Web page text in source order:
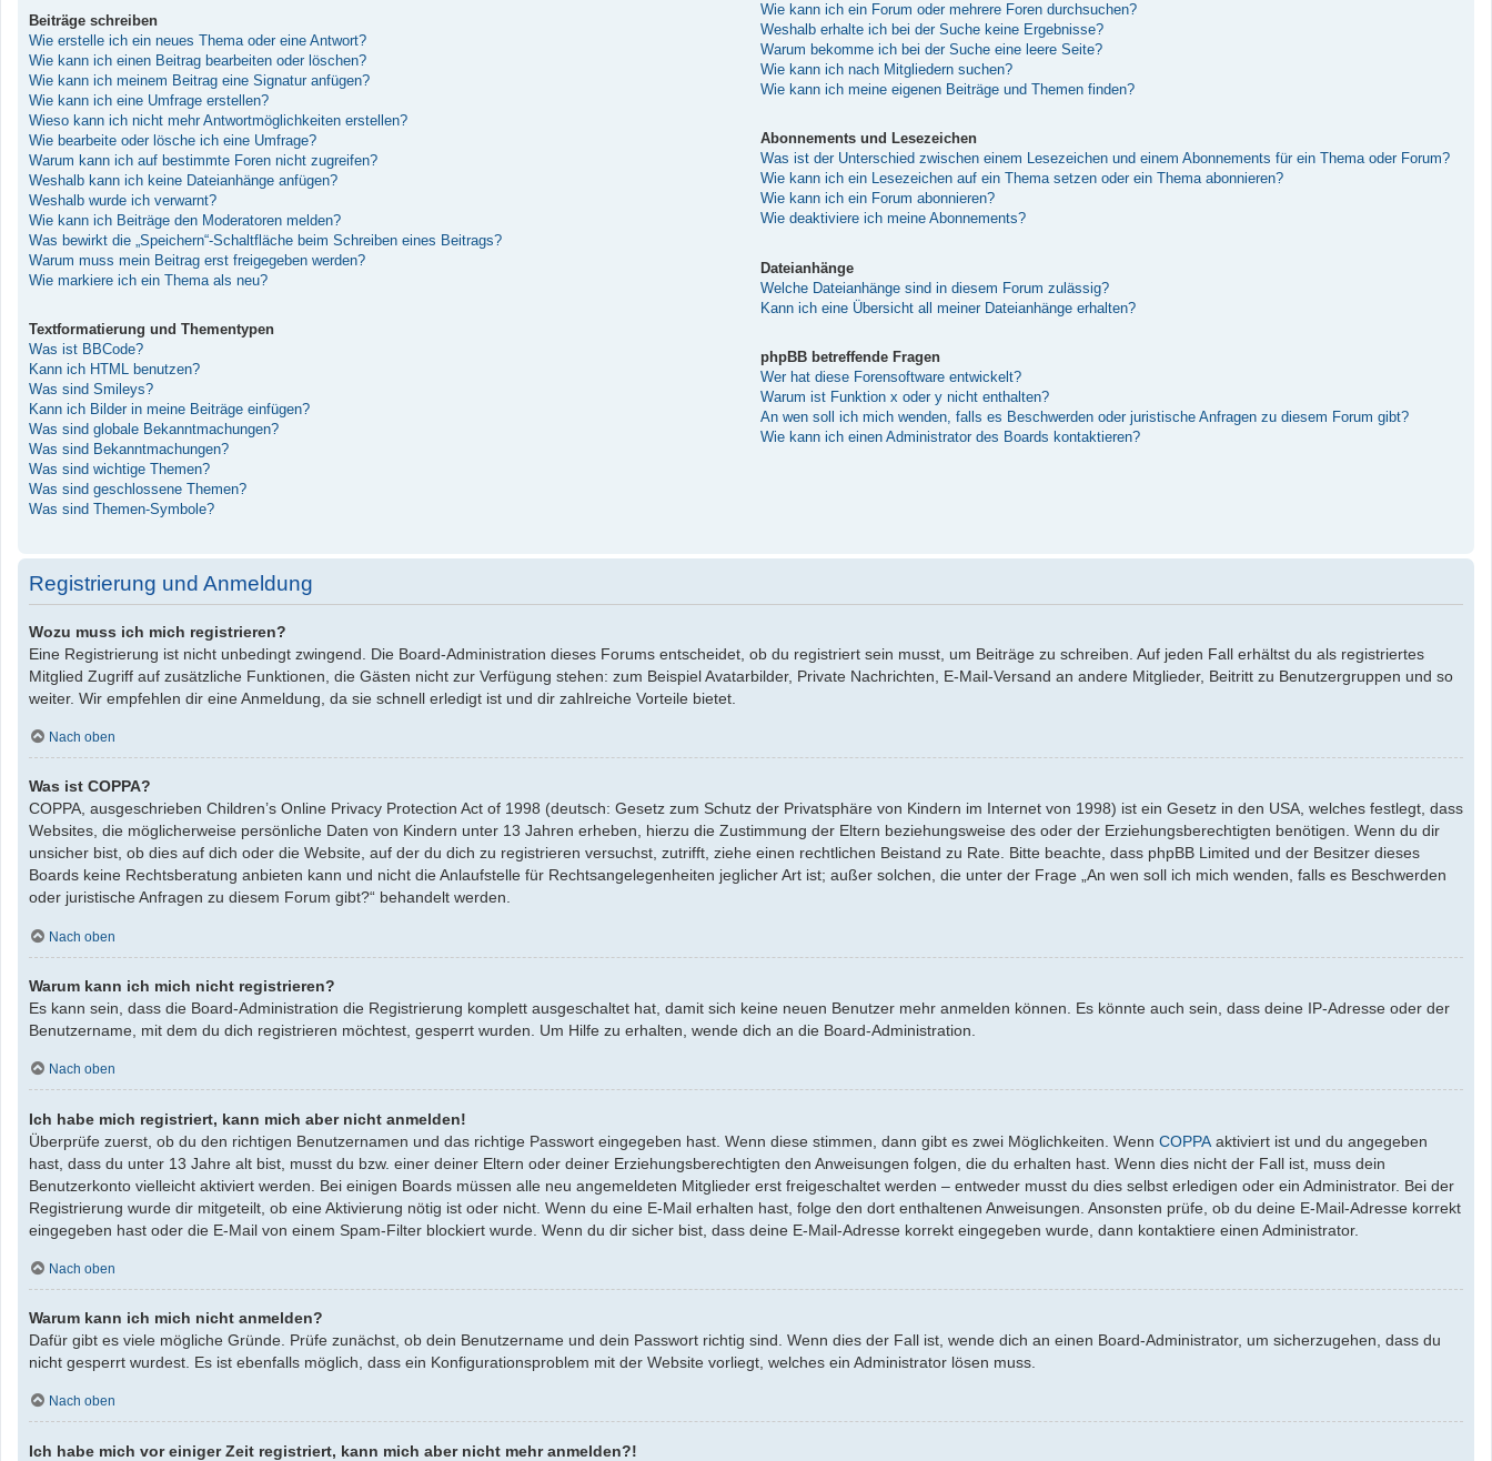
Beiträge schreiben
Wie erstelle ich ein neues Thema oder eine Antwort?
Wie kann ich einen Beitrag bearbeiten oder löschen?
Wie kann ich meinem Beitrag eine Signatur anfügen?
Wie kann ich eine Umfrage erstellen?
Wieso kann ich nicht mehr Antwortmöglichkeiten erstellen?
Wie bearbeite oder lösche ich eine Umfrage?
Warum kann ich auf bestimmte Foren nicht zugreifen?
Weshalb kann ich keine Dateianhänge anfügen?
Weshalb wurde ich verwarnt?
Wie kann ich Beiträge den Moderatoren melden?
Was bewirkt die „Speichern“-Schaltfläche beim Schreiben eines Beitrags?
Warum muss mein Beitrag erst freigegeben werden?
Wie markiere ich ein Thema als neu?
Textformatierung und Thementypen
Was ist BBCode?
Kann ich HTML benutzen?
Was sind Smileys?
Kann ich Bilder in meine Beiträge einfügen?
Was sind globale Bekanntmachungen?
Was sind Bekanntmachungen?
Was sind wichtige Themen?
Was sind geschlossene Themen?
Was sind Themen-Symbole?
Wie kann ich ein Forum oder mehrere Foren durchsuchen?
Weshalb erhalte ich bei der Suche keine Ergebnisse?
Warum bekomme ich bei der Suche eine leere Seite?
Wie kann ich nach Mitgliedern suchen?
Wie kann ich meine eigenen Beiträge und Themen finden?
Abonnements und Lesezeichen
Was ist der Unterschied zwischen einem Lesezeichen und einem Abonnements für ein Thema oder Forum?
Wie kann ich ein Lesezeichen auf ein Thema setzen oder ein Thema abonnieren?
Wie kann ich ein Forum abonnieren?
Wie deaktiviere ich meine Abonnements?
Dateianhänge
Welche Dateianhänge sind in diesem Forum zulässig?
Kann ich eine Übersicht all meiner Dateianhänge erhalten?
phpBB betreffende Fragen
Wer hat diese Forensoftware entwickelt?
Warum ist Funktion x oder y nicht enthalten?
An wen soll ich mich wenden, falls es Beschwerden oder juristische Anfragen zu diesem Forum gibt?
Wie kann ich einen Administrator des Boards kontaktieren?
Registrierung und Anmeldung
Wozu muss ich mich registrieren?
Eine Registrierung ist nicht unbedingt zwingend. Die Board-Administration dieses Forums entscheidet, ob du registriert sein musst, um Beiträge zu schreiben. Auf jeden Fall erhältst du als registriertes
Mitglied Zugriff auf zusätzliche Funktionen, die Gästen nicht zur Verfügung stehen: zum Beispiel Avatarbilder, Private Nachrichten, E-Mail-Versand an andere Mitglieder, Beitritt zu Benutzergruppen und so
weiter. Wir empfehlen dir eine Anmeldung, da sie schnell erledigt ist und dir zahlreiche Vorteile bietet.
Nach oben
Was ist COPPA?
COPPA, ausgeschrieben Children’s Online Privacy Protection Act of 1998 (deutsch: Gesetz zum Schutz der Privatsphäre von Kindern im Internet von 1998) ist ein Gesetz in den USA, welches festlegt, dass
Websites, die möglicherweise persönliche Daten von Kindern unter 13 Jahren erheben, hierzu die Zustimmung der Eltern beziehungsweise des oder der Erziehungsberechtigten benötigen. Wenn du dir
unsicher bist, ob dies auf dich oder die Website, auf der du dich zu registrieren versuchst, zutrifft, ziehe einen rechtlichen Beistand zu Rate. Bitte beachte, dass phpBB Limited und der Besitzer dieses
Boards keine Rechtsberatung anbieten kann und nicht die Anlaufstelle für Rechtsangelegenheiten jeglicher Art ist; außer solchen, die unter der Frage „An wen soll ich mich wenden, falls es Beschwerden
oder juristische Anfragen zu diesem Forum gibt?“ behandelt werden.
Nach oben
Warum kann ich mich nicht registrieren?
Es kann sein, dass die Board-Administration die Registrierung komplett ausgeschaltet hat, damit sich keine neuen Benutzer mehr anmelden können. Es könnte auch sein, dass deine IP-Adresse oder der
Benutzername, mit dem du dich registrieren möchtest, gesperrt wurden. Um Hilfe zu erhalten, wende dich an die Board-Administration.
Nach oben
Ich habe mich registriert, kann mich aber nicht anmelden!
Überprüfe zuerst, ob du den richtigen Benutzernamen und das richtige Passwort eingegeben hast. Wenn diese stimmen, dann gibt es zwei Möglichkeiten. Wenn COPPA aktiviert ist und du angegeben
hast, dass du unter 13 Jahre alt bist, musst du bzw. einer deiner Eltern oder deiner Erziehungsberechtigten den Anweisungen folgen, die du erhalten hast. Wenn dies nicht der Fall ist, muss dein
Benutzerkonto vielleicht aktiviert werden. Bei einigen Boards müssen alle neu angemeldeten Mitglieder erst freigeschaltet werden – entweder musst du dies selbst erledigen oder ein Administrator. Bei der
Registrierung wurde dir mitgeteilt, ob eine Aktivierung nötig ist oder nicht. Wenn du eine E-Mail erhalten hast, folge den dort enthaltenen Anweisungen. Ansonsten prüfe, ob du deine E-Mail-Adresse korrekt
eingegeben hast oder die E-Mail von einem Spam-Filter blockiert wurde. Wenn du dir sicher bist, dass deine E-Mail-Adresse korrekt eingegeben wurde, dann kontaktiere einen Administrator.
Nach oben
Warum kann ich mich nicht anmelden?
Dafür gibt es viele mögliche Gründe. Prüfe zunächst, ob dein Benutzername und dein Passwort richtig sind. Wenn dies der Fall ist, wende dich an einen Board-Administrator, um sicherzugehen, dass du
nicht gesperrt wurdest. Es ist ebenfalls möglich, dass ein Konfigurationsproblem mit der Website vorliegt, welches ein Administrator lösen muss.
Nach oben
Ich habe mich vor einiger Zeit registriert, kann mich aber nicht mehr anmelden?!